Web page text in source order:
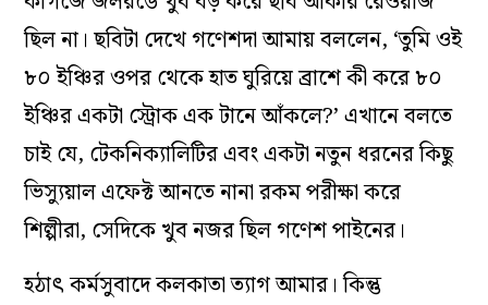
ছিল না। ছবিটা দেখে গণেশদা আমায় বললেন, ‘তুমি ওই
৮০ ইঞ্চির ওপর থেকে হাত ঘুরিয়ে ব্রাশে কী করে ৮০
ইঞ্চির একটা স্ট্রোক এক টানে আঁকলে?’ এখানে বলতে
চাই যে, টেকনিক্যালিটির এবং একটা নতুন ধরনের কিছু
ভিস্যুয়াল এফেক্ট আনতে নানা রকম পরীক্ষা করে
শিল্পীরা, সেদিকে খুব নজর ছিল গণেশ পাইনের।
হঠাৎ কর্মসুবাদে কলকাতা ত্যাগ আমার। কিন্তু